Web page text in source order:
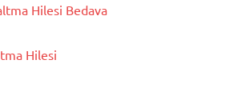
Hilesi Bedava
Hilesi